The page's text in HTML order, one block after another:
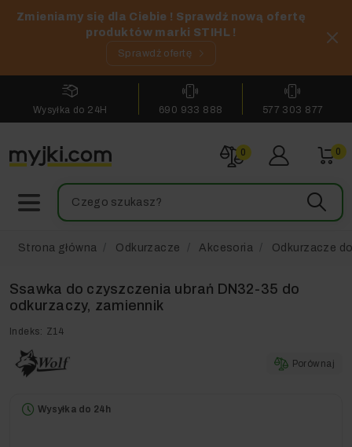
Zmieniamy się dla Ciebie ! Sprawdź nową ofertę
produktów marki STIHL !
Sprawdź ofertę
Wysyłka do 24H 690 933 888 577 303 877
0 0
Strona główna Odkurzacze Akcesoria Odkurzacze
Ssawka do czyszczenia ubrań DN32-35 do
odkurzaczy, zamiennik
Indeks: Z14
Porównaj
Wysyłka do 24h